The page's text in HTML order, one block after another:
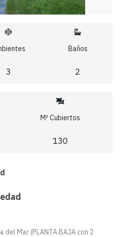
3
Baños
2
M² Cubiertos
130
Mar (PLANTA BAJA con 2